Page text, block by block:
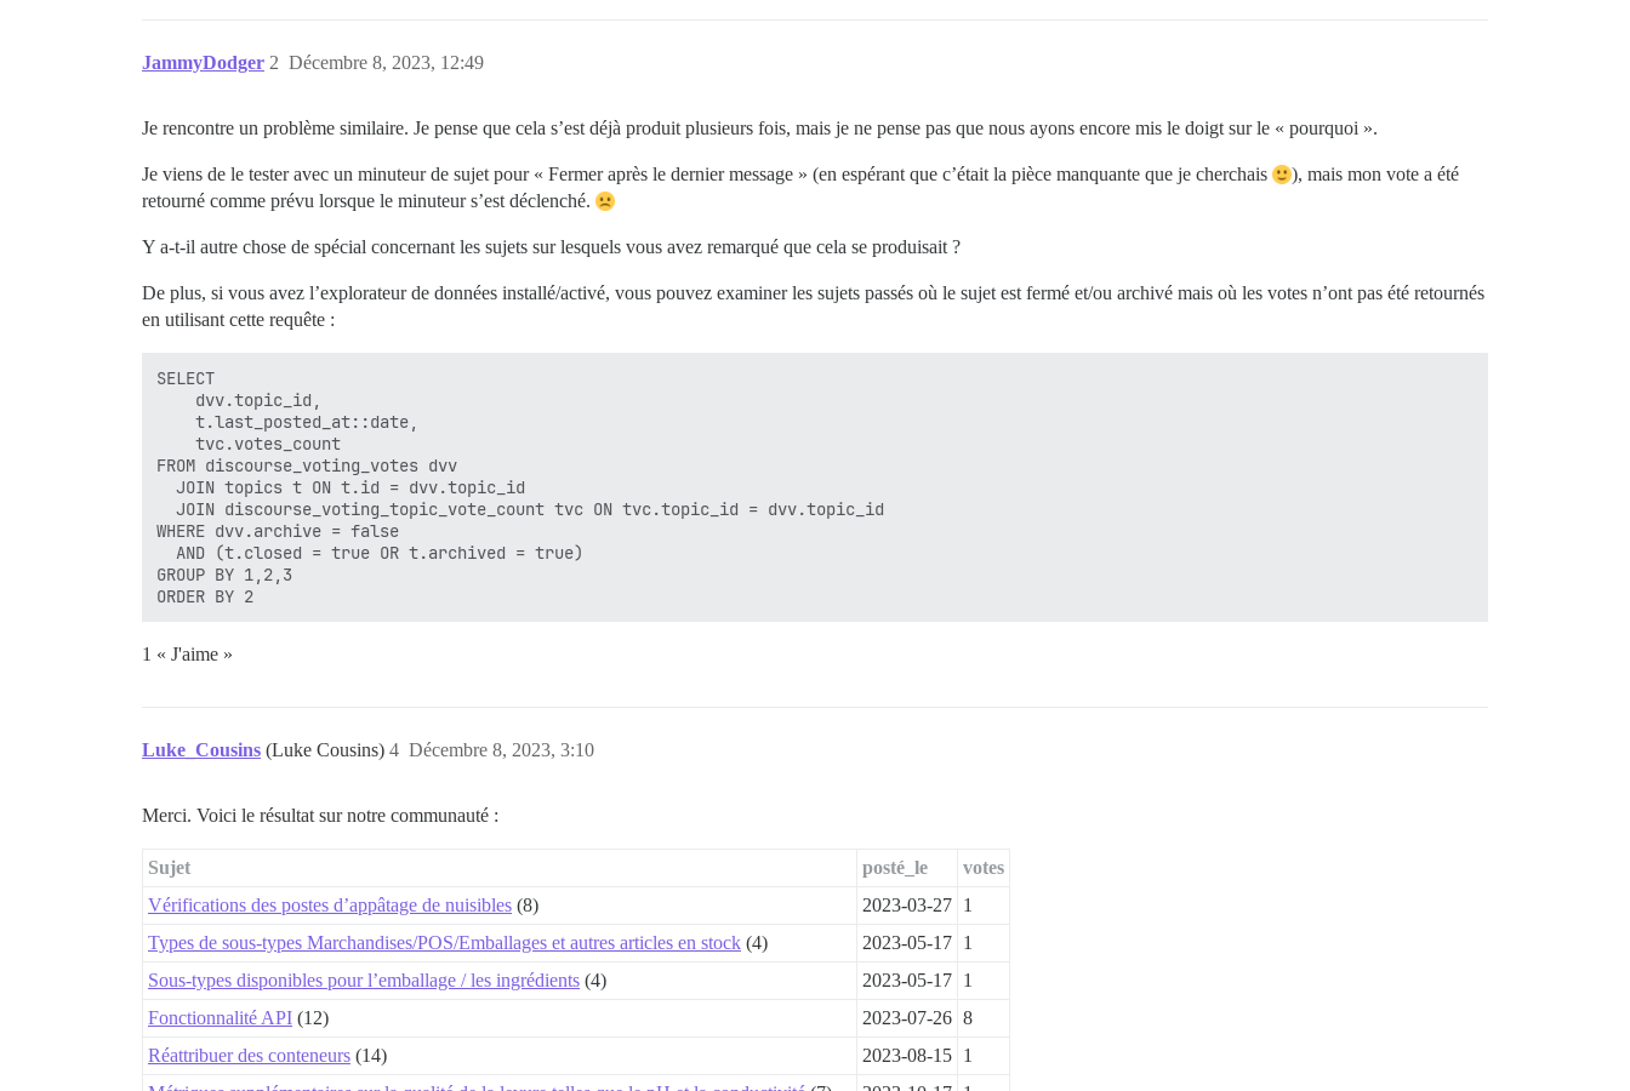
JammyDodger Décembre 8, 2023, 12:49
2
Je rencontre un problème similaire. Je pense que cela s’est déjà produit plusieurs fois, mais je ne pense pas que nous ayons encore mis le doigt sur le « pourquoi ».
Je viens de le tester avec un minuteur de sujet pour « Fermer après le dernier message » (en espérant que c’était la pièce manquante que je cherchais
), mais mon vote a été
retourné comme prévu lorsque le minuteur s’est déclenché.
Y a-t-il autre chose de spécial concernant les sujets sur lesquels vous avez remarqué que cela se produisait ?
De plus, si vous avez l’explorateur de données installé/activé, vous pouvez examiner les sujets passés où le sujet est fermé et/ou archivé mais où les votes n’ont pas été retournés
en utilisant cette requête :
SELECT
    dvv.topic_id,
    t.last_posted_at::date,
    tvc.votes_count
FROM discourse_voting_votes dvv
  JOIN topics t ON t.id = dvv.topic_id
  JOIN discourse_voting_topic_vote_count tvc ON tvc.topic_id = dvv.topic_id
WHERE dvv.archive = false
  AND (t.closed = true OR t.archived = true)
GROUP BY 1,2,3
1 « J'aime »
Luke_Cousins (Luke Cousins) Décembre 8, 2023, 3:10
4
Merci. Voici le résultat sur notre communauté :
Sujet posté_le
votes
Vérifications des postes d’appâtage de nuisibles (8) 2023-03-27 1
Types de sous-types Marchandises/POS/Emballages et autres articles en stock (4) 2023-05-17 1
Sous-types disponibles pour l’emballage / les ingrédients (4) 2023-05-17 1
Fonctionnalité API (12) 2023-07-26 8
Réattribuer des conteneurs (14) 2023-08-15 1